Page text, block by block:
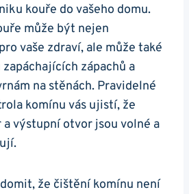
kouře do vašeho domu.
může být nejen
vaše zdraví, ale může také
zápachů a
na stěnách. Pravidelné
komínu vás ujistí, že
výstupní otvor jsou volné a
že čištění komínu není